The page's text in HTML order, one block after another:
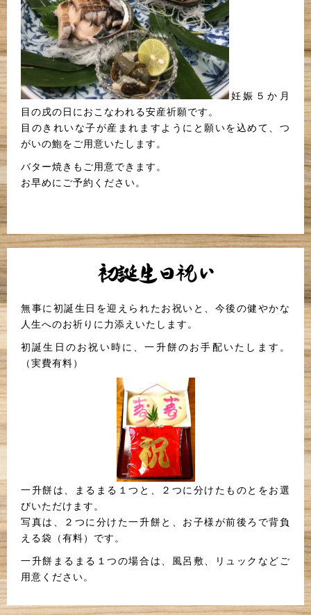
妊娠５か月
目の戌の日におこなわれる安産祈願です。
目のきれいな子が産まれますようにと願いを込めて、つ
がいの鮑をご用意いたします。
バター焼きもご用意できます。
お早めにご予約ください。
初誕生日祝い
無事に初誕生日を迎えられたお祝いと、今後の健やかな
人生へのお祈りに力添えいたします。
初誕生日のお祝い時に、一升餅のお手配いたします。
（実費有料）
一升餅は、まるまる１つと、２つに分けたものとをお選
びいただけます。
写真は、２つに分けた一升餅と、お子様が前後ろで背負
える袋（有料）です。
一升餅まるまる１つの場合は、風呂敷、リュックなどご
用意ください。